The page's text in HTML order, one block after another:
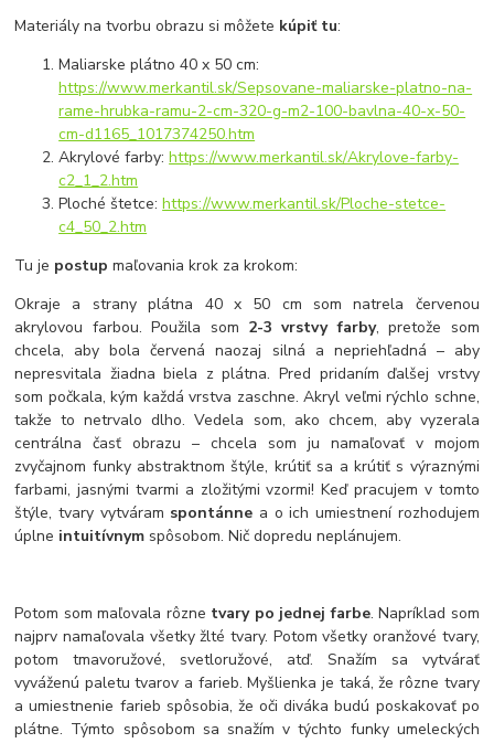
Materiály na tvorbu obrazu si môžete kúpiť tu:
Maliarske plátno 40 x 50 cm:
https://www.merkantil.sk/Sepsovane-maliarske-platno-na-
rame-hrubka-ramu-2-cm-320-g-m2-100-bavlna-40-x-50-
cm-d1165_1017374250.htm
Akrylové farby:https://www.merkantil.sk/Akrylove-farby-
c2_1_2.htm
Ploché štetce:https://www.merkantil.sk/Ploche-stetce-
c4_50_2.htm
Tu je postup maľovania krok za krokom:
Okraje a strany plátna 40 x 50 cm som natrela červenou
akrylovou farbou. Použila som 2-3 vrstvy farby, pretože som
chcela, aby bola červená naozaj silná a nepriehľadná – aby
nepresvitala žiadna biela z plátna. Pred pridaním ďalšej vrstvy
som počkala, kým každá vrstva zaschne. Akryl veľmi rýchlo schne,
takže to netrvalo dlho.Vedela som, ako chcem, aby vyzerala
centrálna časť obrazu – chcela som ju namaľovať v mojom
zvyčajnom funky abstraktnom štýle, krútiť sa a krútiť s výraznými
farbami, jasnými tvarmi a zložitými vzormi! Keď pracujem v tomto
štýle, tvary vytváram spontánne a o ich umiestnení rozhodujem
úplne intuitívnym spôsobom. Nič dopredu neplánujem.
Potom som maľovala rôzne tvary po jednej farbe. Napríklad som
najprv namaľovala všetky žlté tvary. Potom všetky oranžové tvary,
potom tmavoružové, svetloružové, atď. Snažím sa vytvárať
vyváženú paletu tvarov a farieb. Myšlienka je taká, že rôzne tvary
a umiestnenie farieb spôsobia, že oči diváka budú poskakovať po
plátne. Týmto spôsobom sa snažím v týchto funky umeleckých